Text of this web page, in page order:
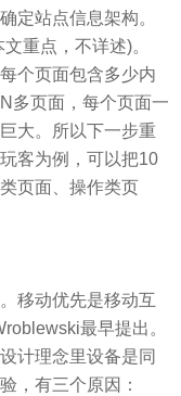
定站点信息架构。
重点，不详述)。
个页面包含多少内
多页面，每个页面一
大。所以下一步重
客为例，可以把10
页面、操作类页
移动优先是移动互
最早提出。
计理念里设备是同
，有三个原因：